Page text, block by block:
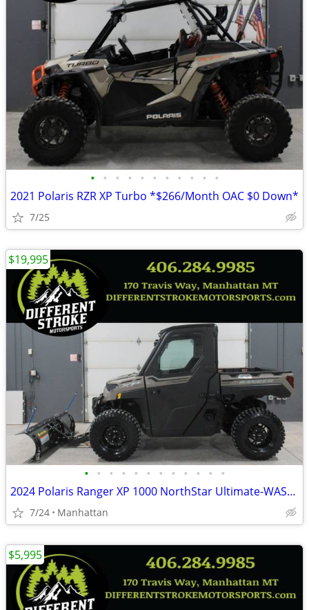
• • • • • • • • • • •
2021 Polaris RZR XP Turbo *$266/Month OAC $0 Down*
7/25
• • • • • • • • • • • •
2024 Polaris Ranger XP 1000 NorthStar Ultimate-WAS-$23,995 -$4,000 OFF
7/24 Manhattan
$19,995
$5,995